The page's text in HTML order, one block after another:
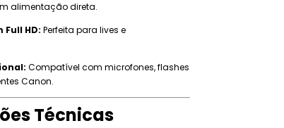
alimentação direta.
Full HD: Perfeita para lives e
Compatível com microfones, flashes
Canon.
Técnicas